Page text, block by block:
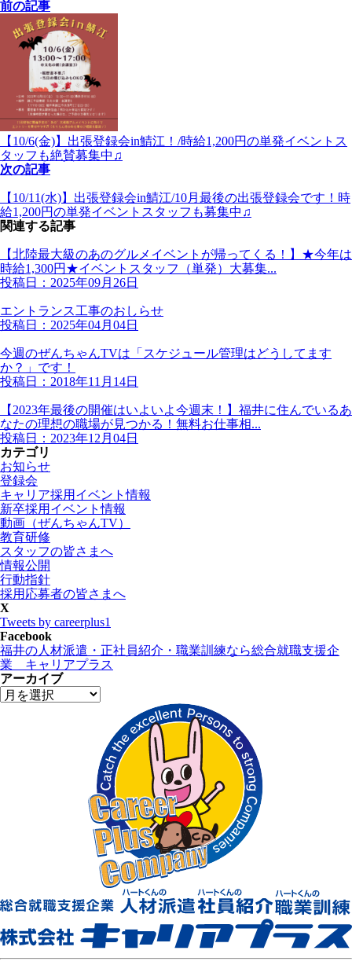
前の記事
【10/6(金)】出張登録会in鯖江！/時給1,200円の単発イベントス
タッフも絶賛募集中♫
次の記事
【10/11(水)】出張登録会in鯖江/10月最後の出張登録会です！時
給1,200円の単発イベントスタッフも募集中♫
関連する記事
【北陸最大級のあのグルメイベントが帰ってくる！】★今年は
時給1,300円★イベントスタッフ（単発）大募集...
投稿日：2025年09月26日
エントランス工事のおしらせ
投稿日：2025年04月04日
今週のぜんちゃんTVは「スケジュール管理はどうしてます
か？」です！
投稿日：2018年11月14日
【2023年最後の開催はいよいよ今週末！】福井に住んでいるあ
なたの理想の職場が見つかる！無料お仕事相...
投稿日：2023年12月04日
カテゴリ
お知らせ
登録会
キャリア採用イベント情報
新卒採用イベント情報
動画（ぜんちゃんTV）
教育研修
スタッフの皆さまへ
情報公開
行動指針
採用応募者の皆さまへ
X
Tweets by careerplus1
Facebook
福井の人材派遣・正社員紹介・職業訓練なら総合就職支援企
業 キャリアプラス
アーカイブ